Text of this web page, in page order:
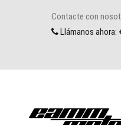
Contacte con
Llámanos ahora: